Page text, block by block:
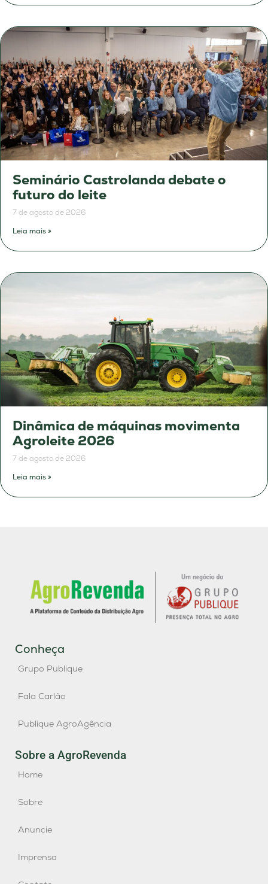
Seminário Castrolanda debate o
futuro do leite
7 de agosto de 2026
Leia mais »
Dinâmica de máquinas movimenta
Agroleite 2026
7 de agosto de 2026
Leia mais »
Conheça
Grupo Publique
Fala Carlão
Publique AgroAgência
Sobre a AgroRevenda
Home
Sobre
Anuncie
Imprensa